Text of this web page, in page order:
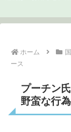
ホーム
ース
プーチン
野蛮な行